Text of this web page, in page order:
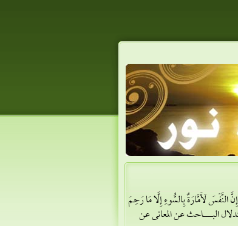
[وَمَآ أُبَرِّئُ نَفْسِى إِنَّ النَّفْسَ لَأَمَّارَةٌ بِالسُّوءِ إِلَّا مَا رَحِمَ
البـــــاحث عن المعانى عن